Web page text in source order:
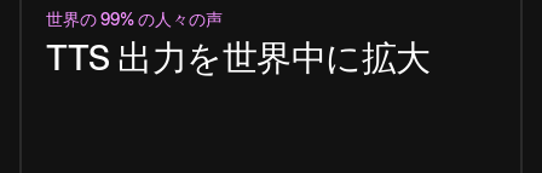
世界の 99% の人々の声
TTS 出力を世界中に拡大